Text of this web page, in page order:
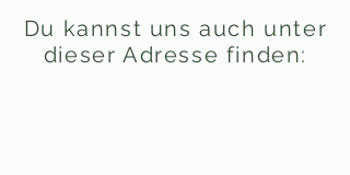
Du kannst uns auch unter
dieser Adresse finden: